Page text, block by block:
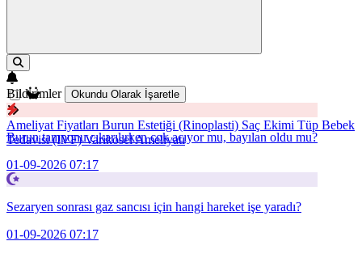
Bildirimler Okundu Olarak İşaretle
Burun tamponu çıkarılırken çok acıyor mu, bayılan oldu mu?
01-09-2026 07:17
Sezaryen sonrası gaz sancısı için hangi hareket işe yaradı?
01-09-2026 07:17
Ameliyat Fiyatları Burun Estetiği (Rinoplasti) Saç Ekimi Tüp Bebek
Tedavisi (IVF)Varikosel Ameliyatı